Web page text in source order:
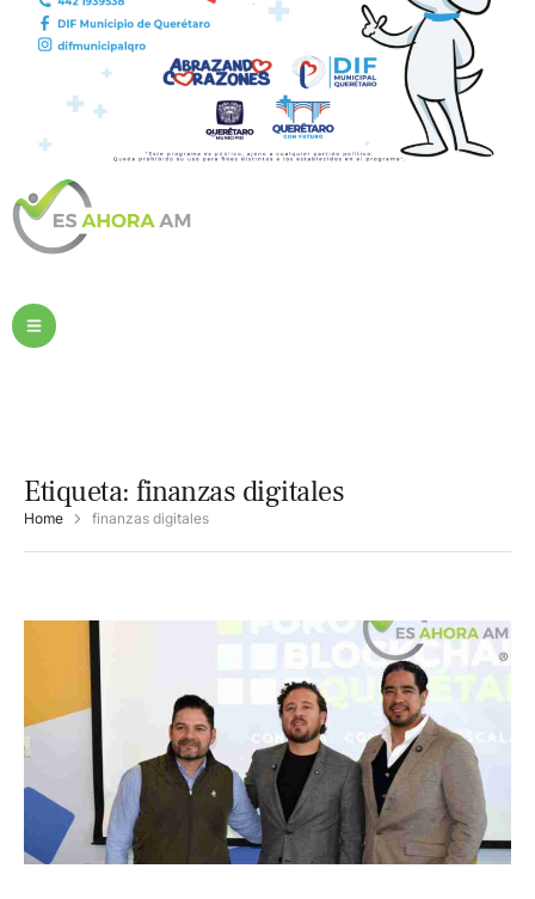
Etiqueta: finanzas digitales
Home finanzas digitales